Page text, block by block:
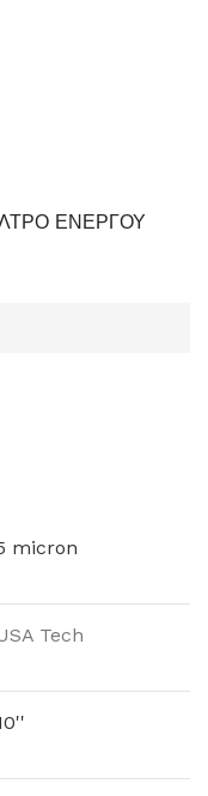
ΕΝΕΡΓΟΥ
micron
Tech